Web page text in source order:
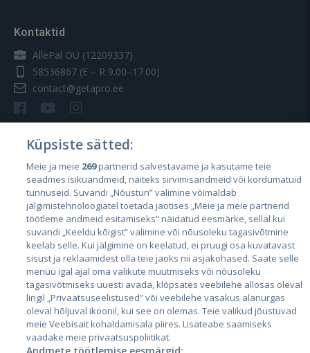
Kontaktid
AllePal OÜ (12209337)
58536867 (E – R 9.00–17.00)
contact@getapro.ee
Riigid
Eesti
Läti
Leedu
Küpsiste sätted:
Meie ja meie 269partnerid salvestavame ja kasutame teie
seadmes isikuandmeid, näiteks sirvimisandmeid või kordumatuid
tunnuseid. Suvandi „Nõustun” valimine võimaldab
jälgimistehnoloogiatel toetada jaotises „Meie ja meie partnerid
töötleme andmeid esitamiseks” näidatud eesmärke, sellal kui
suvandi „Keeldu kõigist” valimine või nõusoleku tagasivõtmine
keelab selle. Kui jälgimine on keelatud, ei pruugi osa kuvatavast
sisust ja reklaamidest olla teie jaoks nii asjakohased. Saate selle
menüü igal ajal oma valikute muutmiseks või nõusoleku
tagasivõtmiseks uuesti avada, klõpsates veebilehe allosas oleval
lingil „Privaatsuseelistused” või veebilehe vasakus alanurgas
oleval hõljuval ikoonil, kui see on olemas. Teie valikud jõustuvad
meie Veebisait kohaldamisala piires. Lisateabe saamiseks
vaadake meie privaatsuspoliitikat.